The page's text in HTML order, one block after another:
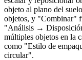
objeto al plano del
objetos, y "Combinar"
"Análisis →
múltiples objetos en la
como "Estilo de
circular".